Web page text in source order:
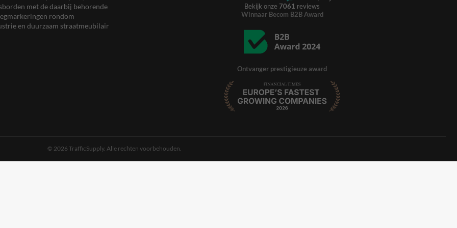
met de daarbij behorende
rondom
en duurzaam straatmeubilair
Bekijk onze 7061 reviews
Winnaar Becom B2B Award
Ontvanger prestigieuze award
© 2026 TrafficSupply. Alle rechten voorbehouden.